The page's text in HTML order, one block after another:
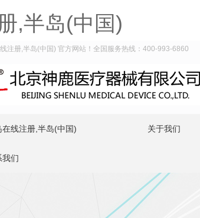
,半岛(中国)
注册,半岛(中国) 官方网站！全国服务热线：400-993-6860
在线注册,半岛(中国) 关于我们
我们